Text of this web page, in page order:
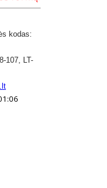
kodas:
107, LT-